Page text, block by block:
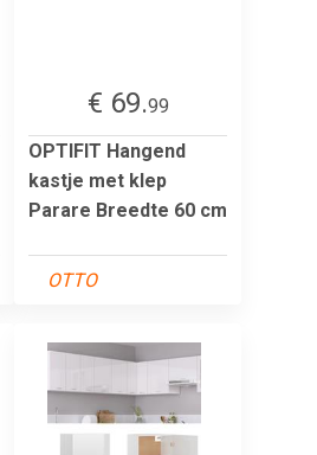
€ 69.99
OPTIFIT Hangend
kastje met klep
Parare Breedte 60 cm
OTTO